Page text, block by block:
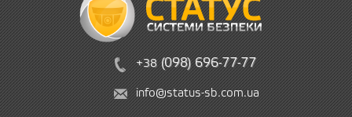
+38(098)696-77-77
info@status-sb.com.ua